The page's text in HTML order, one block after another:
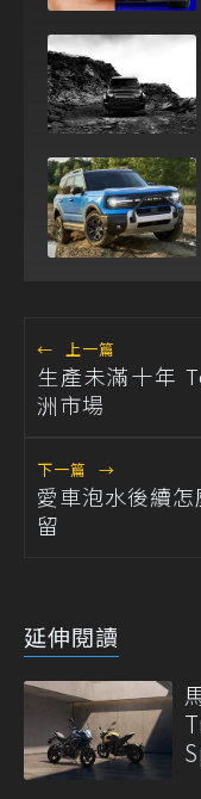
← 上一篇
生產未滿十年
洲市場
下一篇 →
愛車泡水後續
留
延伸閱讀